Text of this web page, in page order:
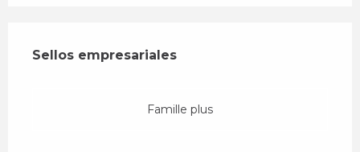
Sellos empresariales
Sellos empresariales
Famille plus